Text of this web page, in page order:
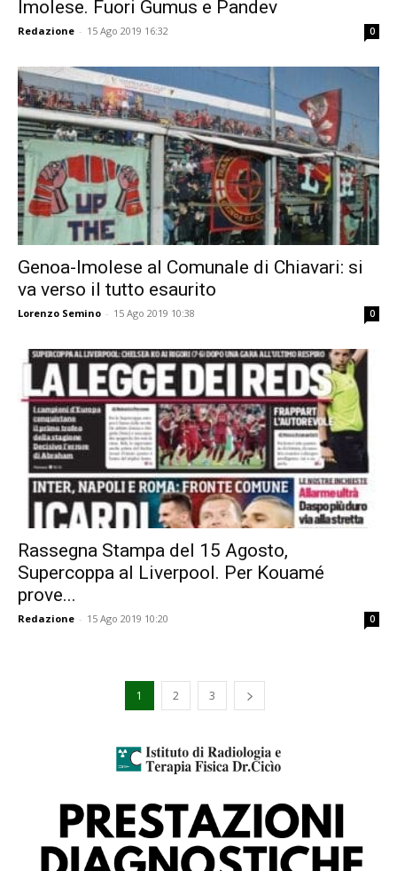
Imolese. Fuori Gumus e Pandev
Redazione - 15 Ago 2019 16:32 0
Genoa-Imolese al Comunale di Chiavari: si
va verso il tutto esaurito
Lorenzo Semino - 15 Ago 2019 10:38 0
Rassegna Stampa del 15 Agosto,
Supercoppa al Liverpool. Per Kouamé
prove...
Redazione - 15 Ago 2019 10:20 0
1 2 3